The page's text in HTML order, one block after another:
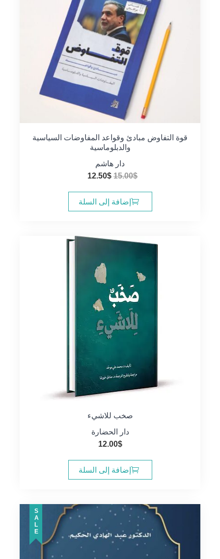
قوة التفاوض مبادئ وقواعد المفاوضات السياسية
والدبلوماسية
دار هاشم
15.00$
السعر
هو:
15.00$.
12.50$
هو:
12.50$.
إضافة إلى السلة
صخب للاشيء
دار الحضارة
12.00$
إضافة إلى السلة
SALE